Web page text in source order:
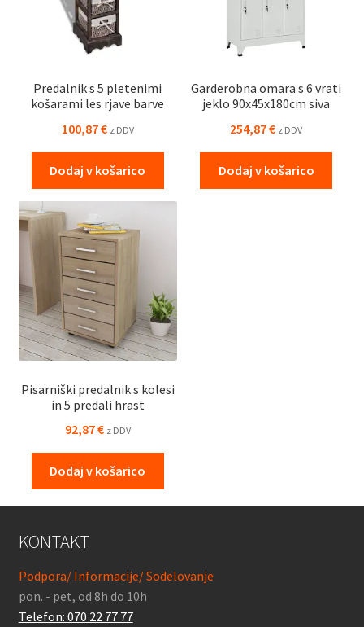
Predalnik s 5 pletenimi
košarami les rjave barve
100,87€ z DDV
Dodaj v košarico
Garderobna omara s 6 vrati
jeklo 90x45x180cm siva
254,87€ z DDV
Dodaj v košarico
Pisarniški predalnik s kolesi
in 5 predali hrast
92,87€ z DDV
Dodaj v košarico
KONTAKT
Podpora/ Informacije/ Sodelovanje
pon. - pet, od 8h do 10h
Telefon: 070 22 77 77